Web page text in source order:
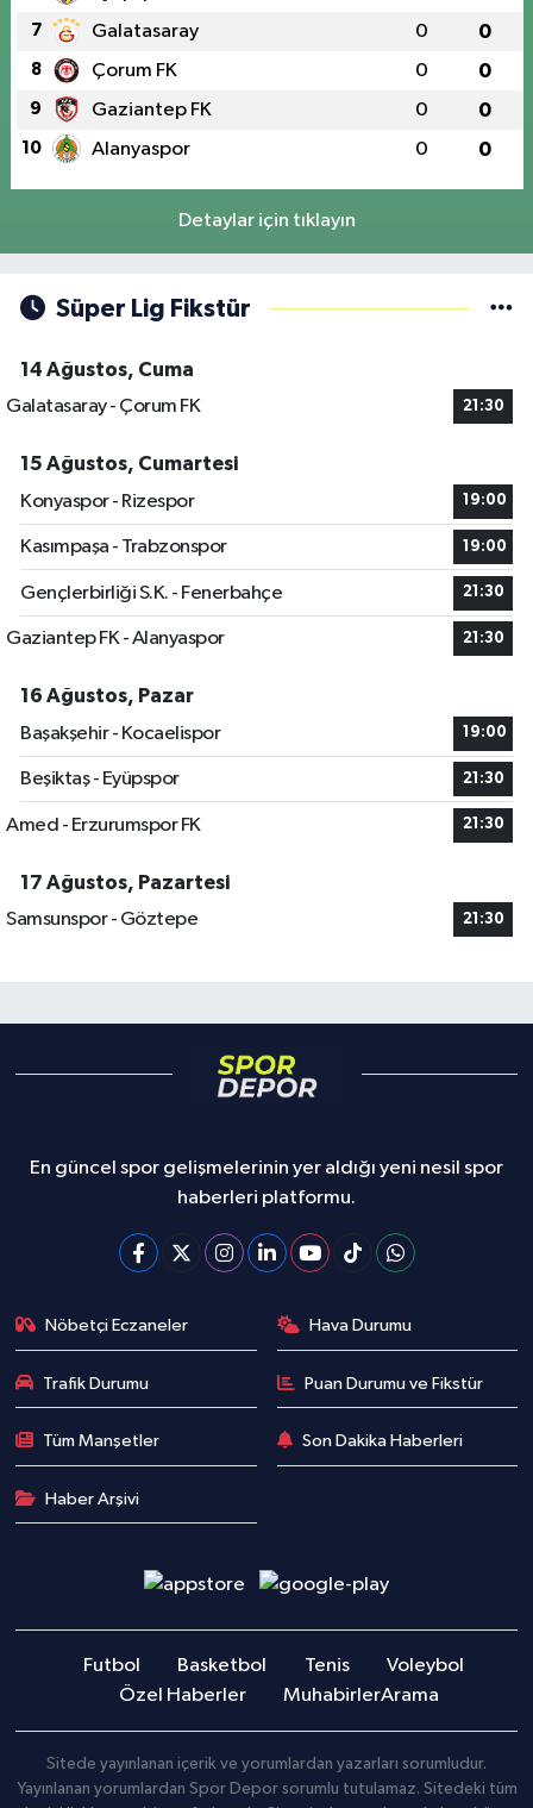
7 Galatasaray 0 0
8 Çorum FK 0 0
9 Gaziantep FK 0 0
10 Alanyaspor 0 0
Detaylar için tıklayın
Süper Lig Fikstür
14 Ağustos, Cuma
Galatasaray - Çorum FK
21:30
15 Ağustos, Cumartesi
Konyaspor - Rizespor
19:00
Kasımpaşa - Trabzonspor 19:00
Gençlerbirliği S.K. - Fenerbahçe 21:30
Gaziantep FK - Alanyaspor 21:30
16 Ağustos, Pazar
Başakşehir - Kocaelispor
19:00
Beşiktaş - Eyüpspor 21:30
Amed - Erzurumspor FK 21:30
17 Ağustos, Pazartesi
Samsunspor - Göztepe
21:30
En güncel spor gelişmelerinin yer aldığı yeni nesil spor
haberleri platformu.
Nöbetçi Eczaneler Hava Durumu
Trafik Durumu Puan Durumu ve Fikstür
Tüm Manşetler Son Dakika Haberleri
Haber Arşivi
Futbol Basketbol Tenis
Voleybol
Özel Haberler
MuhabirlerArama
Sitede yayınlanan içerik ve yorumlardan yazarları sorumludur.
Yayınlanan yorumlardan Spor Depor sorumlu tutulamaz. Sitedeki tüm